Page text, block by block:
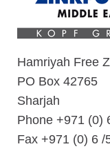
Hamriyah Free
PO Box 42765
Sharjah
Phone +971 (0)
Fax +971 (0) 6 /